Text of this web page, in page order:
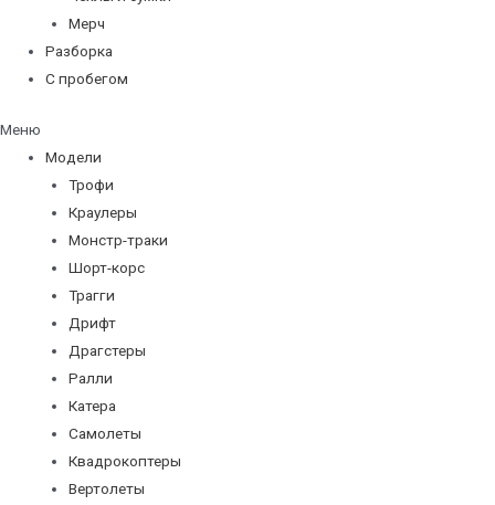
Мерч
Разборка
С пробегом
Меню
Модели
Трофи
Краулеры
Монстр-траки
Шорт-корс
Трагги
Дрифт
Драгстеры
Ралли
Катера
Самолеты
Квадрокоптеры
Вертолеты